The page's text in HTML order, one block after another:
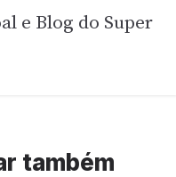
e Blog do Super
também